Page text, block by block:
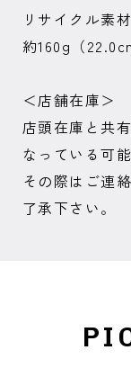
リサイクル素
約160g（
＜店舗在庫＞
店頭在庫と共
なっている可
その際はご連
了承下さい。